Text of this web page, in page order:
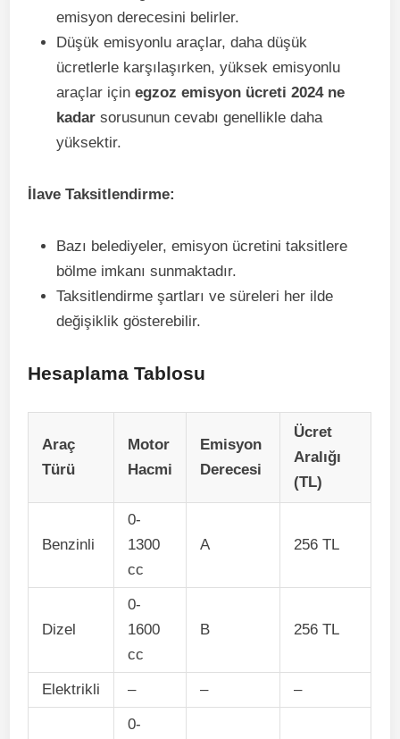
emisyon derecesini belirler.
Düşük emisyonlu araçlar, daha düşük
ücretlerle karşılaşırken, yüksek emisyonlu
araçlar içinegzoz emisyon ücreti 2024 ne
kadar sorusunun cevabı genellikle daha
yüksektir.
İlave Taksitlendirme:
Bazı belediyeler, emisyon ücretini taksitlere
bölme imkanı sunmaktadır.
Taksitlendirme şartları ve süreleri her ilde
değişiklik gösterebilir.
Hesaplama Tablosu
Araç
Türü
Motor
Hacmi
Emisyon
Derecesi
Ücret
Aralığı
(TL)
Benzinli
0-
1300
cc
A 256 TL
Dizel
0-
1600
cc
B 256 TL
Elektrikli – – –
0-